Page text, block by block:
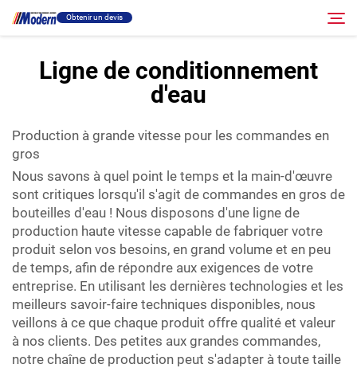
Obtenir un devis
Remplissage et emballage
À propos
Vidéo
Contact
Site RU
Ligne de conditionnement
d'eau
Production à grande vitesse pour les commandes en
gros
Nous savons à quel point le temps et la main-d'œuvre
sont critiques lorsqu'il s'agit de commandes en gros de
bouteilles d'eau ! Nous disposons d'une ligne de
production haute vitesse capable de fabriquer votre
produit selon vos besoins, en grand volume et en peu
de temps, afin de répondre aux exigences de votre
entreprise. En utilisant les dernières technologies et les
meilleurs savoir-faire techniques disponibles, nous
veillons à ce que chaque produit offre qualité et valeur
à nos clients. Des petites aux grandes commandes,
notre chaîne de production peut s'adapter à toute taille